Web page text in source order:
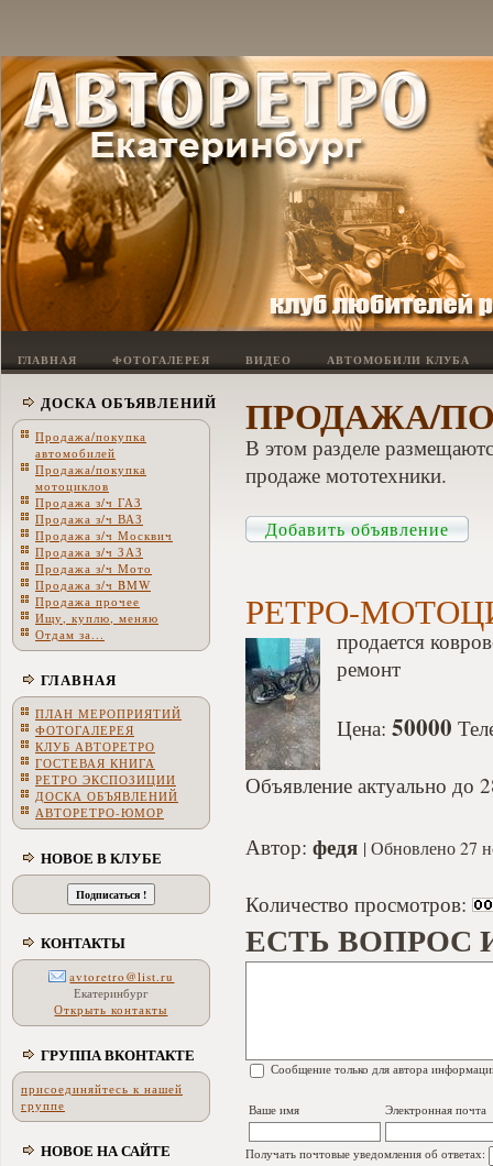
ГЛАВНАЯ ФОТОГАЛЕРЕЯ ВИДЕО АВТОМОБИЛИ КЛУБА
ДОСКА ОБЪЯВЛЕНИЙ
Продажа/покупка
автомобилей
Продажа/покупка
мотоциклов
Продажа з/ч ГАЗ
Продажа з/ч ВАЗ
Продажа з/ч Москвич
Продажа з/ч ЗАЗ
Продажа з/ч Мото
Продажа з/ч BMW
Продажа прочее
Ищу, куплю, меняю
Отдам за...
ГЛАВНАЯ
ПЛАН МЕРОПРИЯТИЙ
ФОТОГАЛЕРЕЯ
КЛУБ АВТОРЕТРО
ГОСТЕВАЯ КНИГА
РЕТРО ЭКСПОЗИЦИИ
ДОСКА ОБЪЯВЛЕНИЙ
АВТОРЕТРО-ЮМОР
НОВОЕ В КЛУБЕ
КОНТАКТЫ
avtoretro@list.ru
Екатеринбург
Открыть контакты
ГРУППА ВКОНТАКТЕ
присоединяйтесь к нашей
группе
НОВОЕ НА САЙТЕ
ПРОДАЖА/
В этом разделе
продаже мототехники.
Добавить объявление
РЕТРО-
продается
ремонт
Цена: 50000
Объявление актуально до
Автор: федя Обновлено 27
Количество просмотров:
ЕСТЬ ВОПРОС
Сообщение только для автора
Ваше имя Электронная почта
Получать почтовые уведомления об ответах: